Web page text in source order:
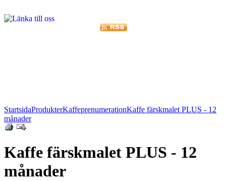
StartsidaProdukterKaffeprenumerationKaffe färskmalet PLUS - 12
månader
Kaffe färskmalet PLUS - 12
månader